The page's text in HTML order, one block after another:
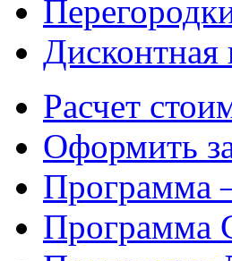
Дисконтная
Расчет
Оформить
Программа